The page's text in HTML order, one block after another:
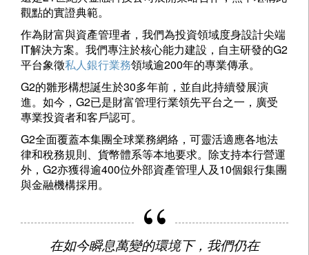
觀點的實證典範。
作為財富與資產管理者，我們為投資領域度身設計尖端
IT解決方案。我們專注於核心能力建設，自主研發的G2
平台象徵私人銀行業務領域逾200年的專業傳承。
G2的雛形構想誕生於30多年前，並自此持續發展演
進。如今，G2已是財富管理行業領先平台之一，廣受
專業投資者和客戶認可。
G2全面覆蓋本集團全球業務網絡，可靈活適應各地法
律和稅務規則、貨幣體系等本地要求。除支持本行營運
外，G2亦獲得逾400位外部資產管理人及10個銀行集團
與金融機構採用。
在如今瞬息萬變的環境下，我們仍在